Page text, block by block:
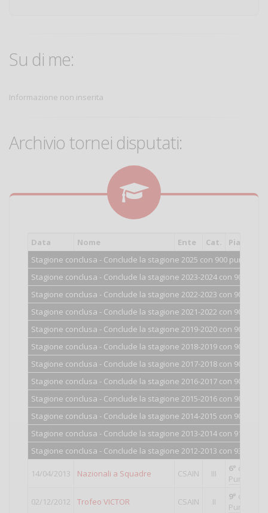
Su di me:
Informazione non inserita
Archivio tornei disputati:
Data Nome Ente Cat.
Stagione conclusa - Conclude la stagione 2025 con 900 punti.
Stagione conclusa - Conclude la stagione 2023-2024 con 900 punti.
Stagione conclusa - Conclude la stagione 2022-2023 con 900 punti.
Stagione conclusa - Conclude la stagione 2021-2022 con 900 punti.
Stagione conclusa - Conclude la stagione 2019-2020 con 900 punti.
Stagione conclusa - Conclude la stagione 2018-2019 con 900 punti.
Stagione conclusa - Conclude la stagione 2017-2018 con 900 punti.
Stagione conclusa - Conclude la stagione 2016-2017 con 900 punti.
Stagione conclusa - Conclude la stagione 2015-2016 con 901 punti.
Stagione conclusa - Conclude la stagione 2014-2015 con 904 punti.
Stagione conclusa - Conclude la stagione 2013-2014 con 913 punti.
Stagione conclusa - Conclude la stagione 2012-2013 con 938 punti.
14/04/2013 Nazionali a Squadre CSAIN III 6°
Punti
02/12/2012 Trofeo VICTOR CSAIN II 9°
Punti